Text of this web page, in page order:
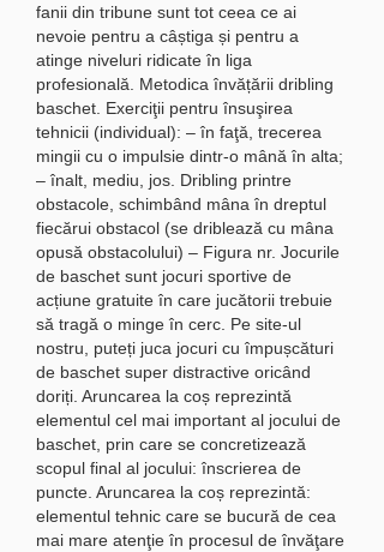
fanii din tribune sunt tot ceea ce ai
nevoie pentru a câștiga și pentru a
atinge niveluri ridicate în liga
profesională. Metodica învățării dribling
baschet. Exerciţii pentru însuşirea
tehnicii (individual): – în faţă, trecerea
mingii cu o impulsie dintr-o mână în alta;
– înalt, mediu, jos. Dribling printre
obstacole, schimbând mâna în dreptul
fiecărui obstacol (se driblează cu mâna
opusă obstacolului) – Figura nr. Jocurile
de baschet sunt jocuri sportive de
acțiune gratuite în care jucătorii trebuie
să tragă o minge în cerc. Pe site-ul
nostru, puteți juca jocuri cu împușcături
de baschet super distractive oricând
doriți. Aruncarea la coș reprezintă
elementul cel mai important al jocului de
baschet, prin care se concretizează
scopul final al jocului: înscrierea de
puncte. Aruncarea la coș reprezintă:
elementul tehnic care se bucură de cea
mai mare atenţie în procesul de învăţare